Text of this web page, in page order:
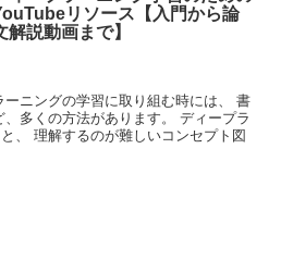
リソース【入門から論
解説動画まで】
ニングの学習に取り組む時には、 書
多くの方法があります。 ディープラ
、 理解するのが難しいコンセプト図